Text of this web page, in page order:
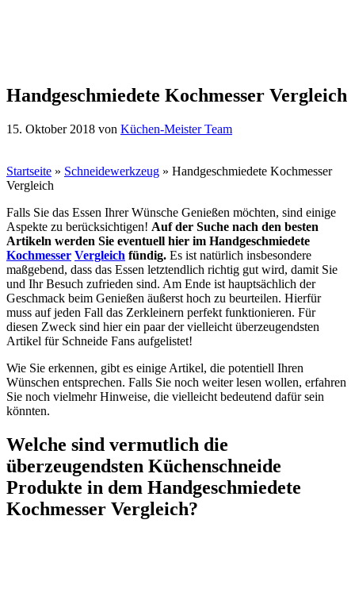
Handgeschmiedete Kochmesser Vergleich
15. Oktober 2018 von Küchen-Meister Team
Startseite » Schneidewerkzeug » Handgeschmiedete Kochmesser
Vergleich
Falls Sie das Essen Ihrer Wünsche Genießen möchten, sind einige
Aspekte zu berücksichtigen! Auf der Suche nach den besten
Artikeln werden Sie eventuell hier im Handgeschmiedete
Kochmesser Vergleich fündig. Es ist natürlich insbesondere
maßgebend, dass das Essen letztendlich richtig gut wird, damit Sie
und Ihr Besuch zufrieden sind. Am Ende ist hauptsächlich der
Geschmack beim Genießen äußerst hoch zu beurteilen. Hierfür
muss auf jeden Fall das Zerkleinern perfekt funktionieren. Für
diesen Zweck sind hier ein paar der vielleicht überzeugendsten
Artikel für Schneide Fans aufgelistet!
Wie Sie erkennen, gibt es einige Artikel, die potentiell Ihren
Wünschen entsprechen. Falls Sie noch weiter lesen wollen, erfahren
Sie noch vielmehr Hinweise, die vielleicht bedeutend dafür sein
könnten.
Welche sind vermutlich die
überzeugendsten Küchenschneide
Produkte in dem Handgeschmiedete
Kochmesser Vergleich?